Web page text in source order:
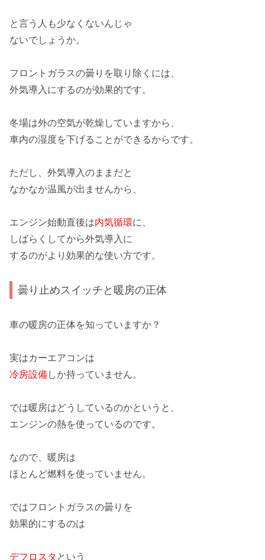
と言う人も少なくないんじゃ
ないでしょうか。
フロントガラスの曇りを取り除くには、
外気導入 にするのが効果的です。
冬場は外の空気が乾燥していますから、
車内の湿度を下げることができるからです。
ただし、外気導入のままだと
なかなか温風が出ませんから、
エンジン始動直後は内気循環に、
しばらくしてから外気導入に
するのがより効果的な使い方です。
曇り止めスイッチと暖房の正体
車の暖房の正体を知っていますか？
実はカーエアコンは
冷房設備しか持っていません。
では暖房はどうしているのかというと、
エンジンの熱を使っているのです。
なので、暖房は
ほとんど燃料を使っていません。
ではフロントガラスの曇りを
効果的にするのは
デフロスタ という